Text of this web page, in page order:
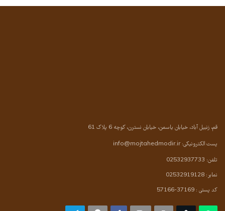
قم، زنبیل آباد، خیابان یاسمن، خیابان نسترن، کوچه 6 پلاک 61
پست الکترونیکی:info@mojtahedmodir.ir
تلفن: 02532937733
نمابر: 02532919128
کد پستی : 37169-57166